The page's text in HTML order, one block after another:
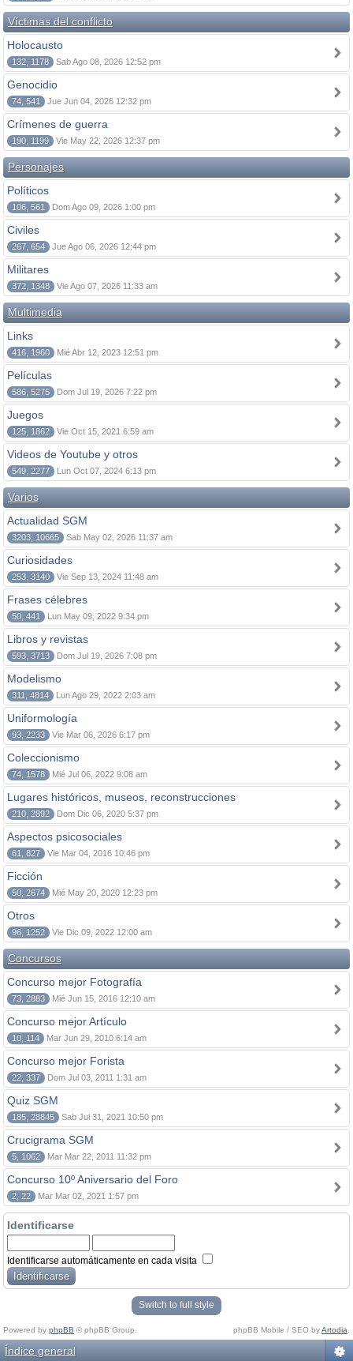
Víctimas del conflicto
Holocausto
132, 1178 Sab Ago 08, 2026 12:52 pm
Genocidio
74, 541 Jue Jun 04, 2026 12:32 pm
Crímenes de guerra
190, 1199 Vie May 22, 2026 12:37 pm
Personajes
Políticos
106, 561 Dom Ago 09, 2026 1:00 pm
Civiles
267, 654 Jue Ago 06, 2026 12:44 pm
Militares
372, 1348 Vie Ago 07, 2026 11:33 am
Multimedia
Links
416, 1960 Mié Abr 12, 2023 12:51 pm
Películas
586, 5275 Dom Jul 19, 2026 7:22 pm
Juegos
125, 1862 Vie Oct 15, 2021 6:59 am
Videos de Youtube y otros
549, 2277 Lun Oct 07, 2024 6:13 pm
Varios
Actualidad SGM
3203, 10665 Sab May 02, 2026 11:37 am
Curiosidades
253, 3140 Vie Sep 13, 2024 11:48 am
Frases célebres
50, 441 Lun May 09, 2022 9:34 pm
Libros y revistas
593, 3713 Dom Jul 19, 2026 7:08 pm
Modelismo
311, 4814 Lun Ago 29, 2022 2:03 am
Uniformología
93, 2233 Vie Mar 06, 2026 6:17 pm
Coleccionismo
74, 1578 Mié Jul 06, 2022 9:08 am
Lugares históricos, museos, reconstrucciones
210, 2892 Dom Dic 06, 2020 5:37 pm
Aspectos psicosociales
61, 827 Vie Mar 04, 2016 10:46 pm
Ficción
50, 2674 Mié May 20, 2020 12:23 pm
Otros
96, 1252 Vie Dic 09, 2022 12:00 am
Concursos
Concurso mejor Fotografía
73, 2883 Mié Jun 15, 2016 12:10 am
Concurso mejor Artículo
10, 114 Mar Jun 29, 2010 6:14 am
Concurso mejor Forista
22, 337 Dom Jul 03, 2011 1:31 am
Quiz SGM
185, 28845 Sab Jul 31, 2021 10:50 pm
Crucigrama SGM
5, 1062 Mar Mar 22, 2011 11:32 pm
Concurso 10º Aniversario del Foro
2, 22 Mar Mar 02, 2021 1:57 pm
Identificarse
Identificarse automáticamente en cada visita
Switch to full style
Powered by phpBB © phpBB Group. phpBB Mobile / SEO byArtodia
Índice general